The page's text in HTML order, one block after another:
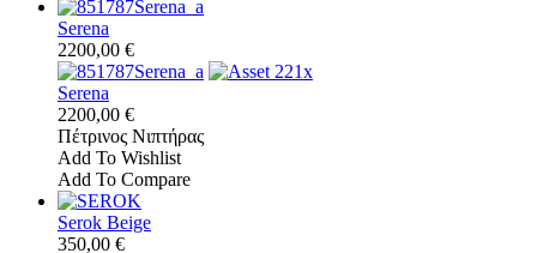
Serena
2200,00 €
Serena
2200,00 €
Πέτρινος Νιπτήρας
Add To Wishlist
Add To Compare
Serok Beige
350,00 €